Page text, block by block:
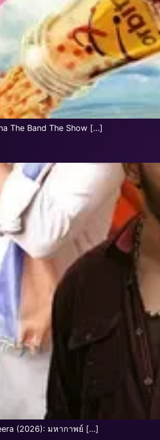
The Band The Show […]
(2026): มหากาพย์ […]